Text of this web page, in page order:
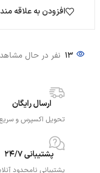
افزودن به علاقه
13 نفر در حال
ارسال رایگان
تحویل اکسپرس و سریع
پشتیبانی 24/7
پشتیبانی نامحدود